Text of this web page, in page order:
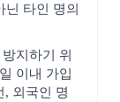
닌 타인 명의
지하기 위
이내 가입
, 외국인 명